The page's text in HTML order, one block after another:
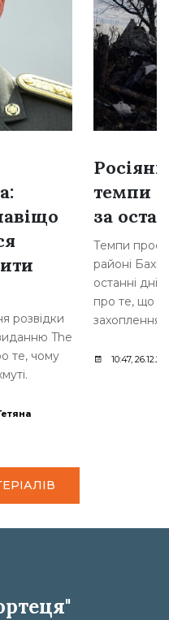
розвідки
The
те, чому
темпи
за
Темпи
районі
останні
про те, що
захоплення
10:47,